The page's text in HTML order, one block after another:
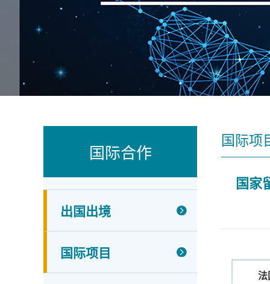
国际合作
出国出境
国际项目
国际项
国家
法